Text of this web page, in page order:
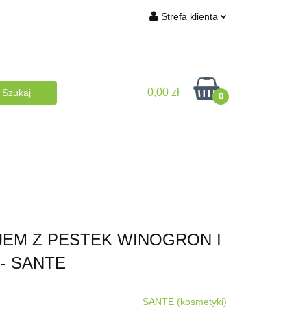
Strefa klienta
Dodaj zgłoszenie
0,00 zł 0
Z PESTEK WINOGRON I
SANTE
SANTE (kosmetyki)